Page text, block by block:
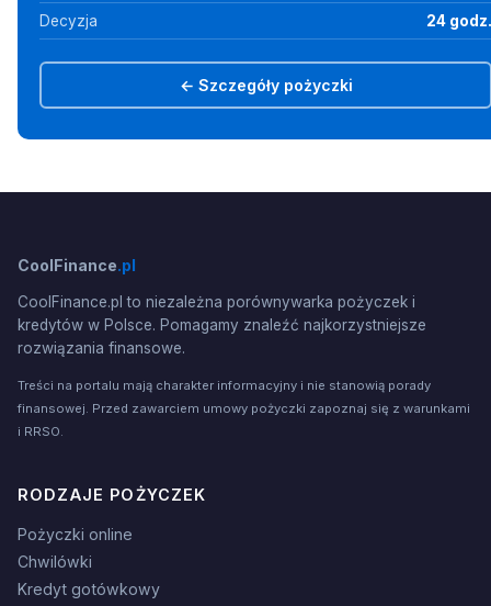
Decyzja 24 godz.
← Szczegóły pożyczki
CoolFinance.pl
CoolFinance.pl to niezależna porównywarka pożyczek i
kredytów w Polsce. Pomagamy znaleźć najkorzystniejsze
rozwiązania finansowe.
Treści na portalu mają charakter informacyjny i nie stanowią porady
finansowej. Przed zawarciem umowy pożyczki zapoznaj się z warunkami
i RRSO.
RODZAJE POŻYCZEK
Pożyczki online
Chwilówki
Kredyt gotówkowy